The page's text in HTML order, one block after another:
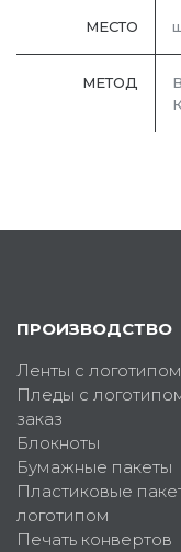
МЕСТО
МЕТОД
ПРОИЗВОДСТВО
Ленты с логотипом
Пледы с
заказ
Блокноты
Бумажные пакеты
Пластиковые
логотипом
Печать конвертов